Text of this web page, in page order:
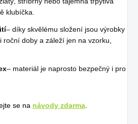
klubíčka.
– díky skvělému složení jsou výrobky
roční doby a záleží jen na vzorku,
– materiál je naprosto bezpečný i pro
se na návody zdarma.